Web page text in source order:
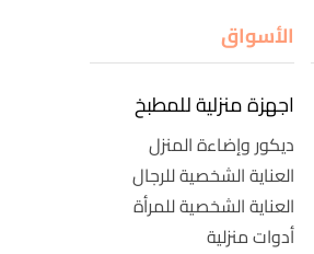
الأسواق
اجهزة منزلية للمطبخ
ديكور وإضاءة المنزل
العناية الشخصية للرجال
العناية الشخصية للمرأة
أدوات منزلية